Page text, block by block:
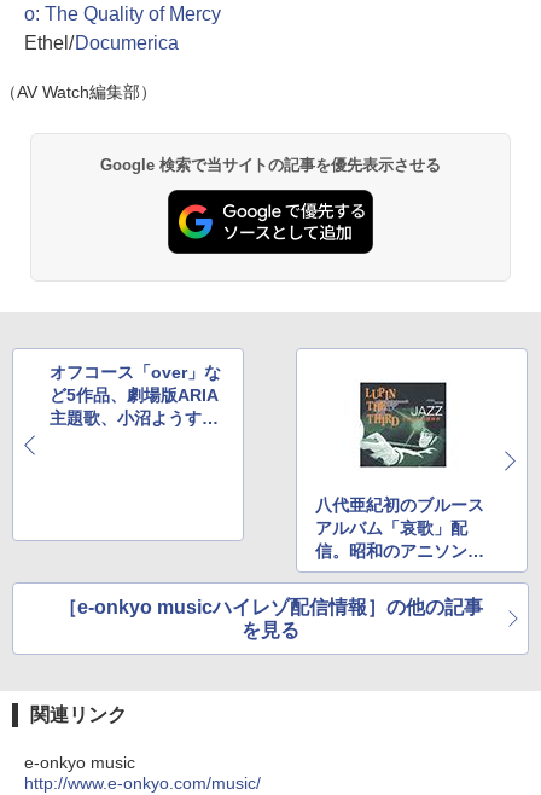
o: The Quality of Mercy
Ethel/Documerica
（AV Watch編集部）
Google 検索で当サイトの記事を優先表示させる
オフコース「over」な
ど5作品、劇場版ARIA
主題歌、小沼ようすけ
八代亜紀初のブルース
アルバム「哀歌」配
信。昭和のアニソン特
集も
［e-onkyo musicハイレゾ配信情報］の他の記事
を見る
関連リンク
e-onkyo music
http://www.e-onkyo.com/music/